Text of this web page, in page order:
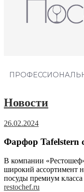
Новости
26.02.2024
Фарфор Tafelstern
В компании
широкий ассортимент
посуды премиум класса
restochef.ru